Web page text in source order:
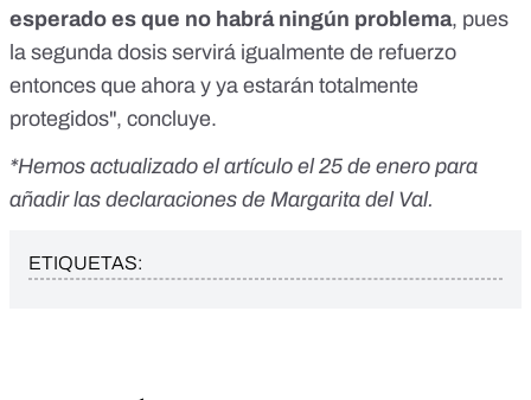
esperado es que no habrá ningún problema, pues
la segunda dosis servirá igualmente de refuerzo
entonces que ahora y ya estarán totalmente
protegidos", concluye.
*Hemos actualizado el artículo el 25 de enero para
añadir las declaraciones de Margarita del Val.
ETIQUETAS: